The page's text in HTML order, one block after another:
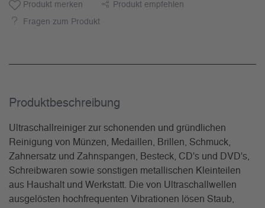
Produkt merken Produkt empfehlen
Fragen zum Produkt
Produkt­beschreibung
Ultraschallreiniger zur schonenden und gründlichen
Reinigung von Münzen, Medaillen, Brillen, Schmuck,
Zahnersatz und Zahnspangen, Besteck, CD's und DVD's,
Schreibwaren sowie sonstigen metallischen Kleinteilen
aus Haushalt und Werkstatt. Die von Ultraschallwellen
ausgelösten hochfrequenten Vibrationen lösen Staub,